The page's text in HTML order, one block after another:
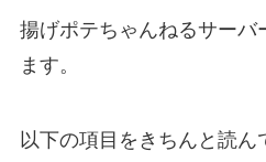
揚げポテちゃんねるサーバ
ます。
以下の項目をきちんと読ん